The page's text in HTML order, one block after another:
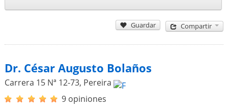
Guardar Compartir
Dr. César Augusto Bolaños
Carrera 15 Nª 12-73, Pereira
9 opiniones